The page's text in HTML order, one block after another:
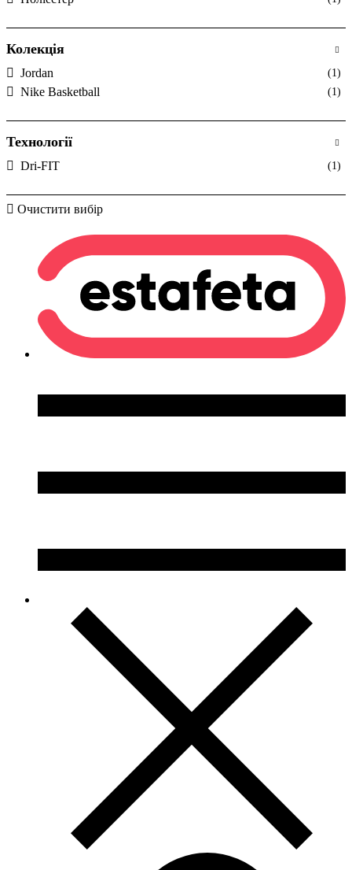
Колекція
Jordan (1)
Nike Basketball (1)
Технології
Dri-FIT (1)
Очистити вибір